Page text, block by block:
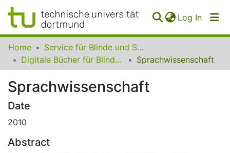
Log In
Communities
Collections
All of SfBS
FAQ
Home
Service für Blinde und Sehbehinderte der UB Dortmund
Digitale Bücher für Blinde und Sehbehinderte
Sprachwissenschaft
Sprachwissenschaft
Date
2010
Abstract